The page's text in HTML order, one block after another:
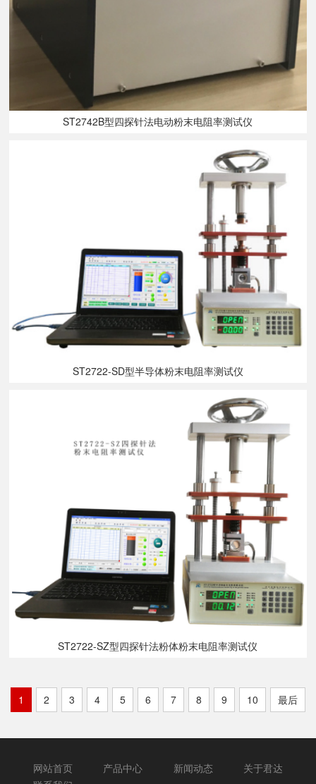
ST2742B型四探针法电动粉末电阻率测试仪
ST2722-SD型半导体粉末电阻率测试仪
ST2722-SZ型四探针法粉体粉末电阻率测试仪
1 2 3 4 5 6 7 8 9 10 最后
网站首页 产品中心 新闻动态
关于君达